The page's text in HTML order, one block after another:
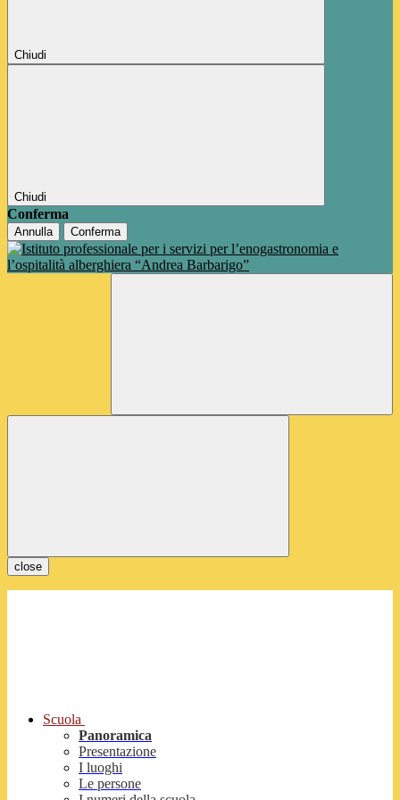
Chiudi
Chiudi
Conferma
Annulla Conferma
close
Scuola
Panoramica
Presentazione
I luoghi
Le persone